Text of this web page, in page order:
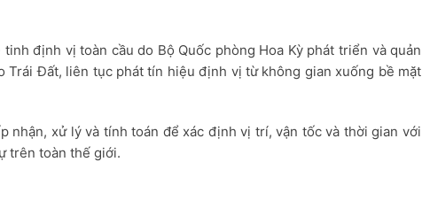
tinh định vị toàn cầu do Bộ Quốc phòng Hoa Kỳ phát triển và quản
Trái Đất, liên tục phát tín hiệu định vị từ không gian xuống bề mặt
nhận, xử lý và tính toán để xác định vị trí, vận tốc và thời gian với
trên toàn thế giới.